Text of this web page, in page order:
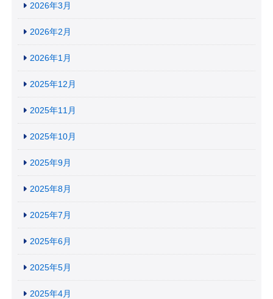
2026年3月
2026年2月
2026年1月
2025年12月
2025年11月
2025年10月
2025年9月
2025年8月
2025年7月
2025年6月
2025年5月
2025年4月